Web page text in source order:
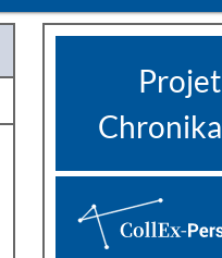
Projet
Chronika